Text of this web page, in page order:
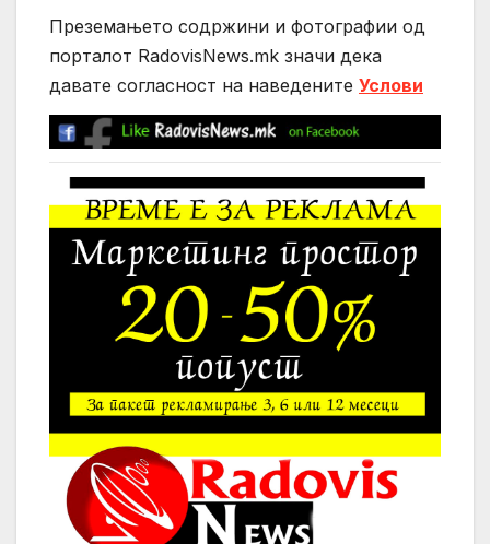
Преземањето содржини и фотографии од
порталот RadovisNews.mk значи дека
давате согласност на нaведените Услови